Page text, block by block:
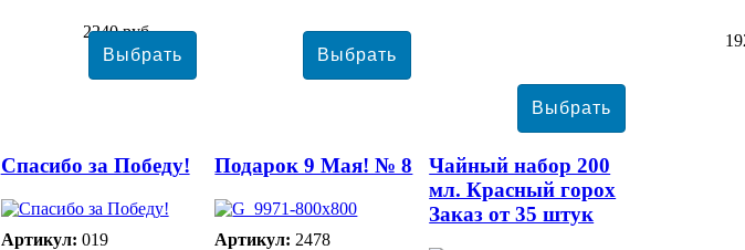
2240 руб
Спасибо за Победу!
Артикул: 019
Подарок 9 Мая! № 8
Артикул: 2478
Чайный набор 200
мл. Красный горох
Заказ от 35 штук